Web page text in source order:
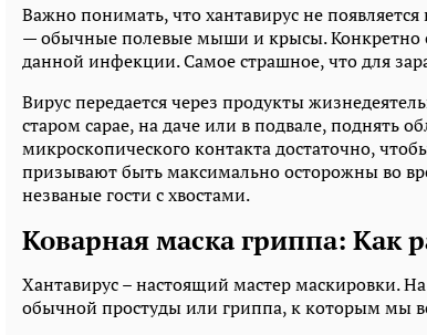
Важно понимать, что хантавирус не
— обычные полевые мыши и крысы. Конкретно
данной инфекции. Самое страшное, что для
Вирус передается через продукты
старом сарае, на даче или в подвале, поднять
микроскопического контакта достаточно,
призывают быть максимально осторожны во
незваные гости с хвостами.
Коварная маска гриппа: Как
Хантавирус – настоящий мастер маскировки.
обычной простуды или гриппа, к которым мы